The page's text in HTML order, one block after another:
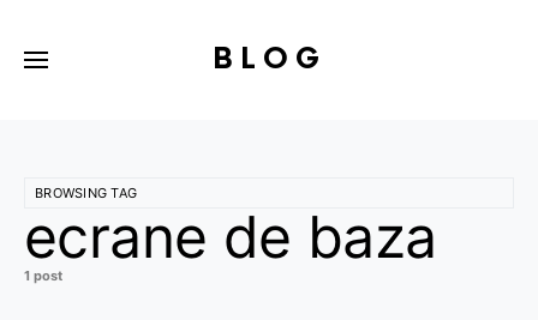
BLOG
BROWSING TAG
ecrane de baza
1 post